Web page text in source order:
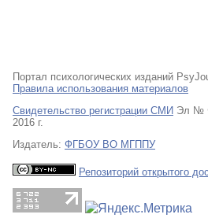
Портал психологических изданий
Правила использования материалов
Свидетельство регистрации СМИ Эл №
2016 г.
Издатель: ФГБОУ ВО МГППУ
Репозиторий открытого